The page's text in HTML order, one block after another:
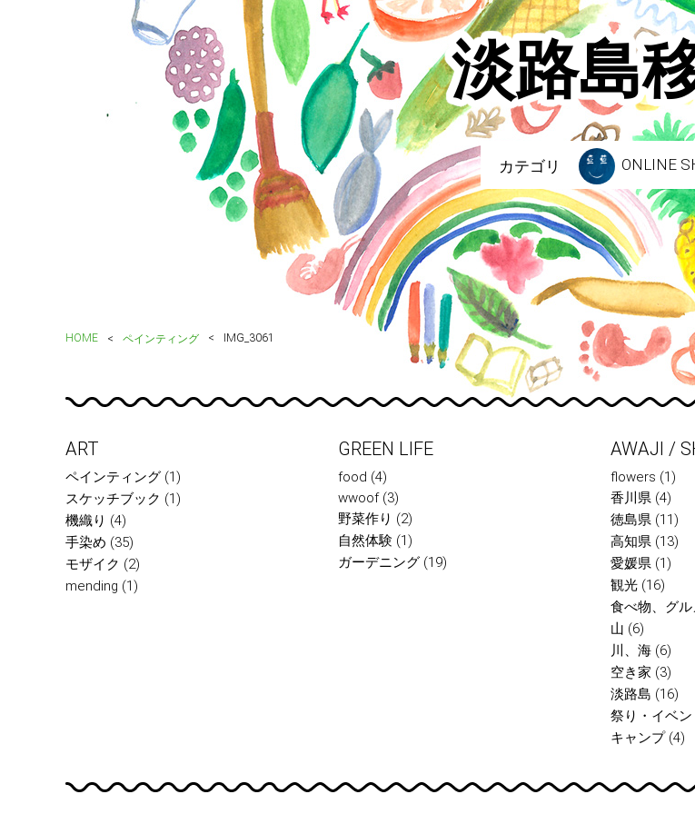
淡路島
カテゴリ ONLINE
HOME ペインティング IMG_3061
ART
ペインティング (1)
スケッチブック (1)
機織り (4)
手染め (35)
モザイク (2)
mending (1)
GREEN LIFE
food (4)
wwoof(3)
野菜作り (2)
自然体験 (1)
ガーデニング (19)
AWAJI /
flowers (1)
香川県 (4)
徳島県 (11)
高知県 (13)
愛媛県 (1)
観光 (16)
食べ物、グル
山 (6)
川、海 (6)
空き家 (3)
淡路島 (16)
祭り・イベン
キャンプ(4)